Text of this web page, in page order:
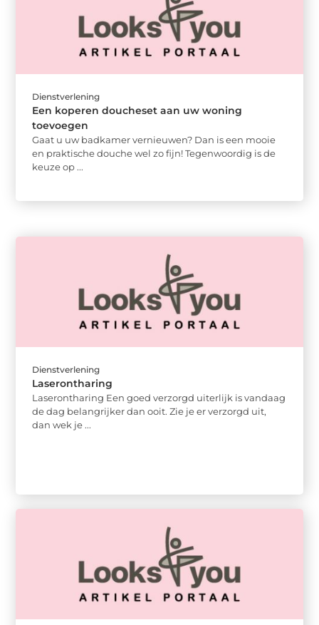
Dienstverlening
Een koperen doucheset aan uw woning
toevoegen
Gaat u uw badkamer vernieuwen? Dan is een mooie
en praktische douche wel zo fijn! Tegenwoordig is de
keuze op ...
Dienstverlening
Laserontharing
Laserontharing Een goed verzorgd uiterlijk is vandaag
de dag belangrijker dan ooit. Zie je er verzorgd uit,
dan wek je ...